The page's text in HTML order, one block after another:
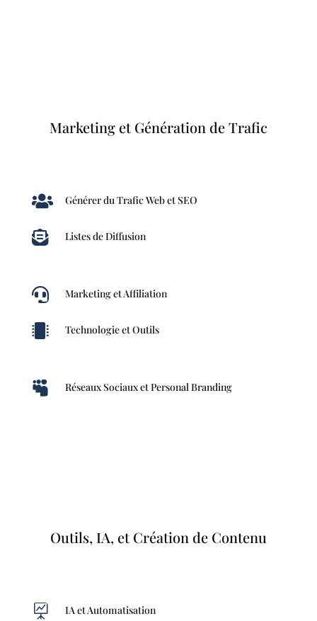
Marketing et Génération de Trafic
 Générer du Trafic Web et SEO
 Listes de Diffusion
 Marketing et Affiliation
 Technologie et Outils
 Réseaux Sociaux et Personal Branding
Outils, IA, et Création de Contenu
 IA et Automatisation